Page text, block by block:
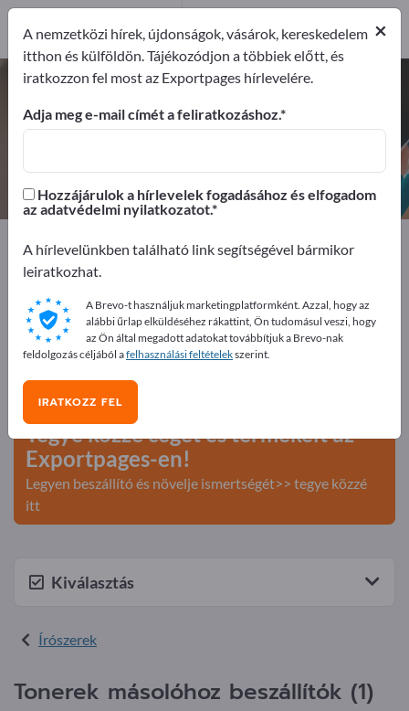
Tonerek másolóhoz – gyártók és
beszállítók keresése
1
1
Exportpages Irodaszerek
Írószerek
Tonerek másolóhoz
Hirdessen ingyen az Exportpages-
en!
Tegye közzé cégét és termékeit az
Exportpages-en!
Legyen beszállító és növelje ismertségét>> tegye közzé
itt
Kiválasztás
Írószerek
Tonerek másolóhoz beszállítók (1)
×
A nemzetközi hírek, újdonságok, vásárok, kereskedelem
itthon és külföldön. Tájékozódjon a többiek előtt, és
iratkozzon fel most az Exportpages hírlevelére.
Adja meg e-mail címét a feliratkozáshoz.
Hozzájárulok a hírlevelek fogadásához és elfogadom
az adatvédelmi nyilatkozatot.
A hírlevelünkben található link segítségével bármikor
leiratkozhat.
A Brevo-t használjuk marketingplatformként. Azzal, hogy az
alábbi űrlap elküldéséhez rákattint, Ön tudomásul veszi, hogy
az Ön által megadott adatokat továbbítjuk a Brevo-nak
feldolgozás céljából afelhasználási feltételekszerint.
IRATKOZZ FEL